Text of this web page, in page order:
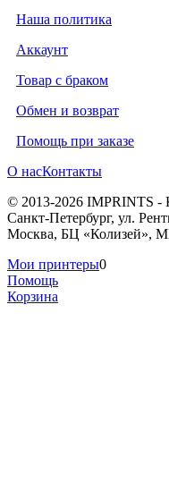
Наша политика
Аккаунт
Товар с браком
Обмен и возврат
Помощь при заказе
О насКонтакты
© 2013-2026 IMPRINTS -
Санкт-Петербург, ул.
Москва, БЦ «Колизей»,
Мои принтеры0
Помощь
Корзина